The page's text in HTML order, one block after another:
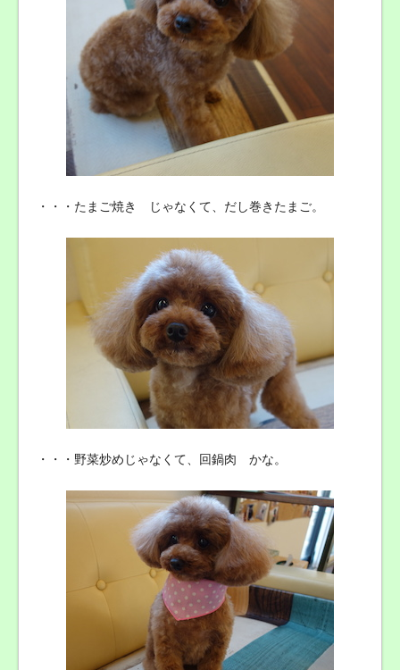
・・・たまご焼き じゃなくて、だし巻きたまご。
・・・野菜炒めじゃなくて、回鍋肉 かな。